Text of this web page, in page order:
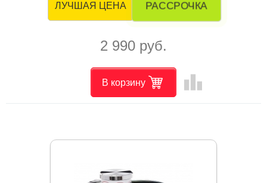
ЛУЧШАЯ ЦЕНА РАССРОЧКА
2 990 руб.
В корзину leaderboard